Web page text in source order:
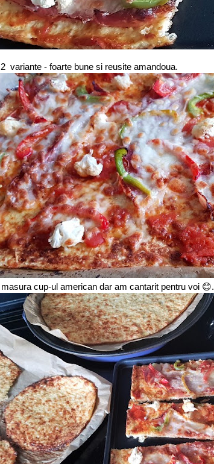
variante - foarte bune si reusite amandoua.
cup-ul american dar am cantarit pentru voi 😊.